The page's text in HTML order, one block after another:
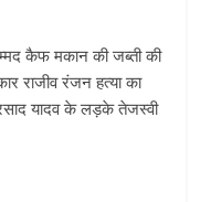
कैफ मकान की जब्ती की
राजीव रंजन हत्या का
यादव के लड़के तेजस्वी